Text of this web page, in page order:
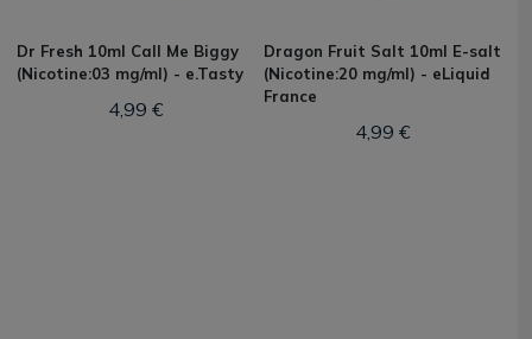
Dr Fresh 10ml Call Me Biggy
(Nicotine:03 mg/ml) - e.Tasty
4,99 €
Dragon Fruit Salt 10ml E-salt
(Nicotine:20 mg/ml) - eLiquid
France
4,99 €